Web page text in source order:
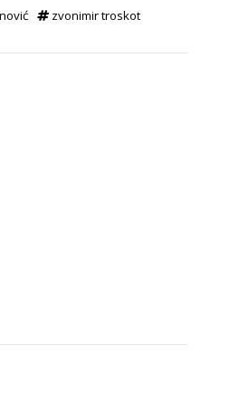
zvonimir troskot